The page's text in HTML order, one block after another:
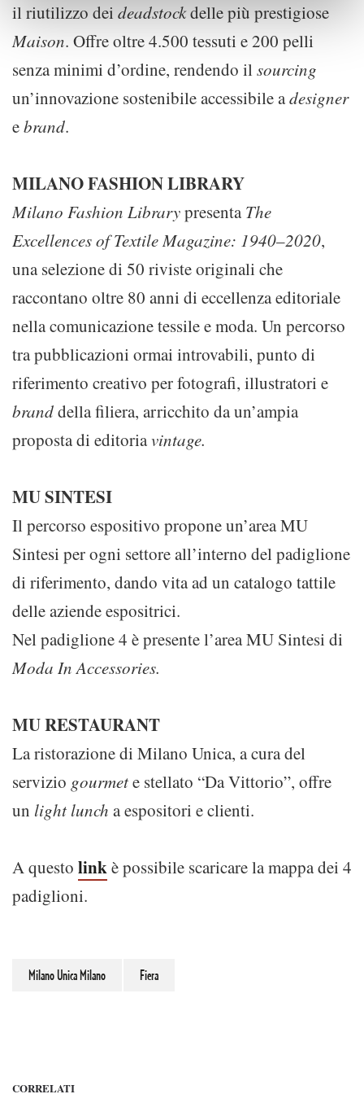
il riutilizzo dei deadstockdelle più prestigiose
Maison. Offre oltre 4.500 tessuti e 200 pelli
senza minimi d’ordine, rendendo ilsourcing
un’innovazione sostenibile accessibile adesigner
ebrand.
MILANO FASHION LIBRARY
Milano Fashion LibrarypresentaThe
Excellences of Textile Magazine: 1940–2020,
una selezione di 50 riviste originali che
raccontano oltre 80 anni di eccellenza editoriale
nella comunicazione tessile e moda. Un percorso
tra pubblicazioni ormai introvabili, punto di
riferimento creativo per fotografi, illustratori e
branddella filiera, arricchito da un’ampia
proposta di editoriavintage.
MU SINTESI
Il percorso espositivo propone un’area MU
Sintesi per ogni settore all’interno del padiglione
di riferimento, dando vita ad un catalogo tattile
delle aziende espositrici.
Nel padiglione 4 è presente l’area MU Sintesi di
Moda In Accessories.
MU RESTAURANT
La ristorazione di Milano Unica, a cura del
servizio gourmete stellato “Da Vittorio”, offre
un light lunch a espositori e clienti.
A questo linkè possibile scaricare la mappa dei 4
padiglioni.
Milano Unica Milano Fiera
CORRELATI